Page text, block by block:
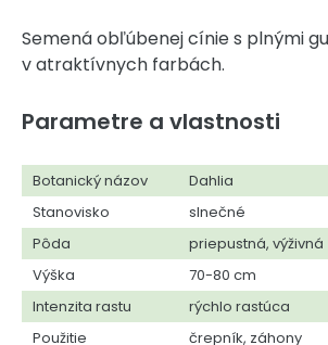
Semená obľúbenej cínie s plnými
v atraktívnych farbách.
Parametre a vlastnosti
Botanický názov
Dahlia
Stanovisko
slnečné
Pôda
priepustná, výživná
Výška
70-80 cm
Intenzita rastu
rýchlo rastúca
Použitie
črepník, záhony